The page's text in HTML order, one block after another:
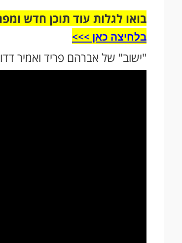
בואו לגלות עוד תוכן חדש
בלחיצה כאן >>>​
"ישוב" של אברהם פריד ואמיר